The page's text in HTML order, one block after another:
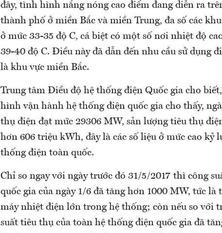
đây, tình hình nắng nóng cao điểm đang diễn ra
thành phố ở miền Bắc và miền Trung, đa số các
ở mức 33-35 độ C, cá biệt có một số nơi nhiệt độ
39-40 độ C. Điều này đã dẫn đến nhu cầu sử dụng
là khu vực miền Bắc.
Trung tâm Điều độ hệ thống điện Quốc gia cho
hình vận hành hệ thống điện quốc gia cho thấy,
thụ điện đạt mức 29306 MW, sản lượng tiêu thụ
hơn 606 triệu kWh, đây là các số liệu ở mức cao kỷ
thống điện toàn quốc.
Chỉ so ngay với ngày trước đó 31/5/2017 thì công
quốc gia của ngày 1/6 đã tăng hơn 1000 MW, tức
máy nhiệt điện lớn trong hệ thống; còn nếu so với
suất tiêu thụ của toàn hệ thống điện quốc gia đã